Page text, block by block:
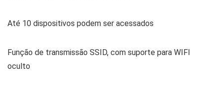
Até 10 dispositivos podem ser acessados
Função de transmissão SSID, com suporte para WIFI
oculto